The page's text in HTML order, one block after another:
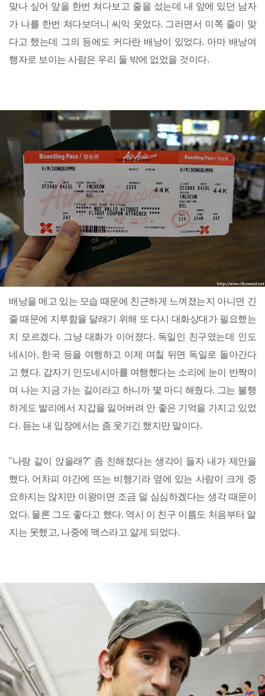
맞나 싶어 앞을 한번 쳐다보고 줄을 섰는데 내 앞에 있던 남자
가 나를 한번 쳐다보더니 씨익 웃었다. 그러면서 이쪽 줄이 맞
다고 했는데 그의 등에도 커다란 배낭이 있었다. 아마 배낭여
행자로 보이는 사람은 우리 둘 밖에 없었을 것이다.
배낭을 메고 있는 모습 때문에 친근하게 느껴졌는지 아니면 긴
줄 때문에 지루함을 달래기 위해 또 다시 대화상대가 필요했는
지 모르겠다. 그냥 대화가 이어졌다. 독일인 친구였는데 인도
네시아, 한국 등을 여행하고 이제 며칠 뒤면 독일로 돌아간다
고 했다. 갑자기 인도네시아를 여행했다는 소리에 눈이 반짝이
며 나는 지금 가는 길이라고 하니까 몇 마디 해줬다. 그는 불행
하게도 발리에서 지갑을 잃어버려 안 좋은 기억을 가지고 있었
다. 듣는 내 입장에서는 좀 웃기긴 했지만 말이다.
"나랑 같이 앉을래?" 좀 친해졌다는 생각이 들자 내가 제안을
했다. 어차피 야간에 뜨는 비행기라 옆에 있는 사람이 크게 중
요하지는 않지만 이왕이면 조금 덜 심심하겠다는 생각 때문이
었다. 물론 그도 좋다고 했다. 역시 이 친구 이름도 처음부터 알
지는 못했고, 나중에 맥스라고 알게 되었다.